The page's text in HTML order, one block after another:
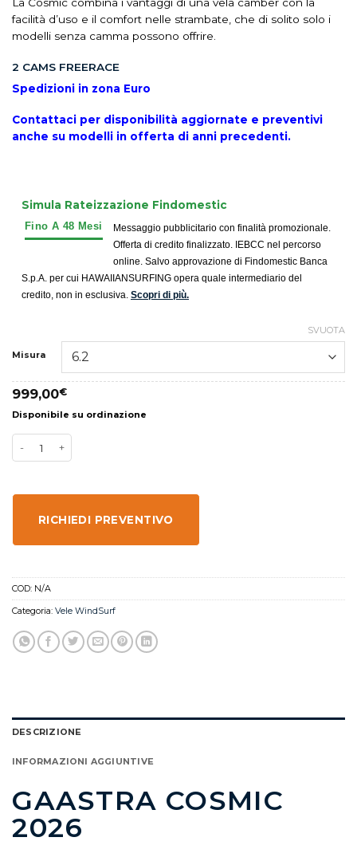
facilità d’uso e il comfort nelle strambate, che di solito solo i
modelli senza camma possono offrire.
2 CAMS FREERACE
Spedizioni in zona Euro
Contattaci per disponibilità aggiornate e preventivi
anche su modelli in offerta di anni precedenti.
Simula Rateizzazione Findomestic
Messaggio pubblicitario con finalità promozionale.
Offerta di credito finalizzato. IEBCC nel percorso
online. Salvo approvazione di Findomestic Banca
S.p.A. per cui HAWAIIANSURFING opera quale intermediario del
credito, non in esclusiva. Scopri di più.
Misura
SVUOTA
999,00€
Disponibile su ordinazione
RICHIEDI PREVENTIVO
COD: N/A
Categoria: Vele WindSurf
DESCRIZIONE
INFORMAZIONI AGGIUNTIVE
GAASTRA COSMIC
2026